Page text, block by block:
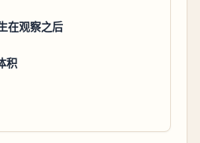
在观察之后
积